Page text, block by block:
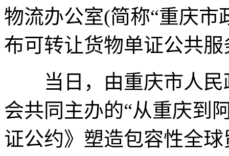
物流办公室(简称“重庆市
布可转让货物单证公共
当日，由重庆市人民
会共同主办的“从重庆到
证公约》塑造包容性全